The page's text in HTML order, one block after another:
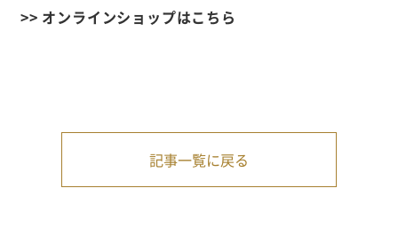
>> オンラインショップはこちら
記事一覧に戻る